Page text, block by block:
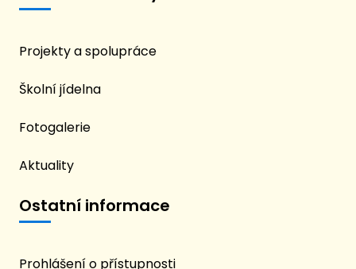
Projekty a spolupráce
Školní jídelna
Fotogalerie
Aktuality
Ostatní informace
Prohlášení o přístupnosti